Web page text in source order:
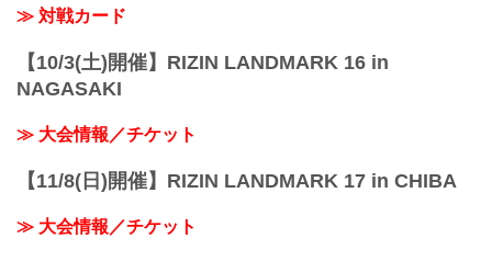
≫ 対戦カード
【10/3(土)開催】RIZIN LANDMARK 16 in
NAGASAKI
≫ 大会情報／チケット
【11/8(日)開催】RIZIN LANDMARK 17 in CHIBA
≫ 大会情報／チケット